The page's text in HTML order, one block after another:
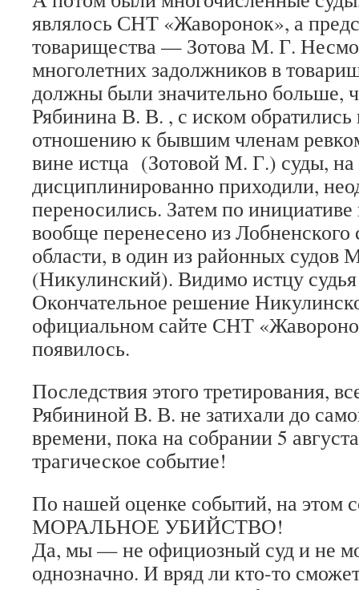
являлось СНТ «Жаворонок», а
товарищества — Зотова М. Г.
многолетних задолжников в
должны были значительно больше,
Рябинина В. В. , с иском
отношению к бывшим членам
вине истца (Зотовой М. Г.) суды, на
дисциплинированно приходили,
переносились. Затем по
вообще перенесено из
области, в один из районных судов
(Никулинский). Видимо истцу
Окончательное решение
официальном сайте СНТ
появилось.
Последствия этого третирования,
Рябининой В. В. не затихали до
времени, пока на собрании 5
трагическое событие!
По нашей оценке событий, на этом
МОРАЛЬНОЕ УБИЙСТВО!
Да, мы — не официозный суд и не
однозначно. И вряд ли кто-то